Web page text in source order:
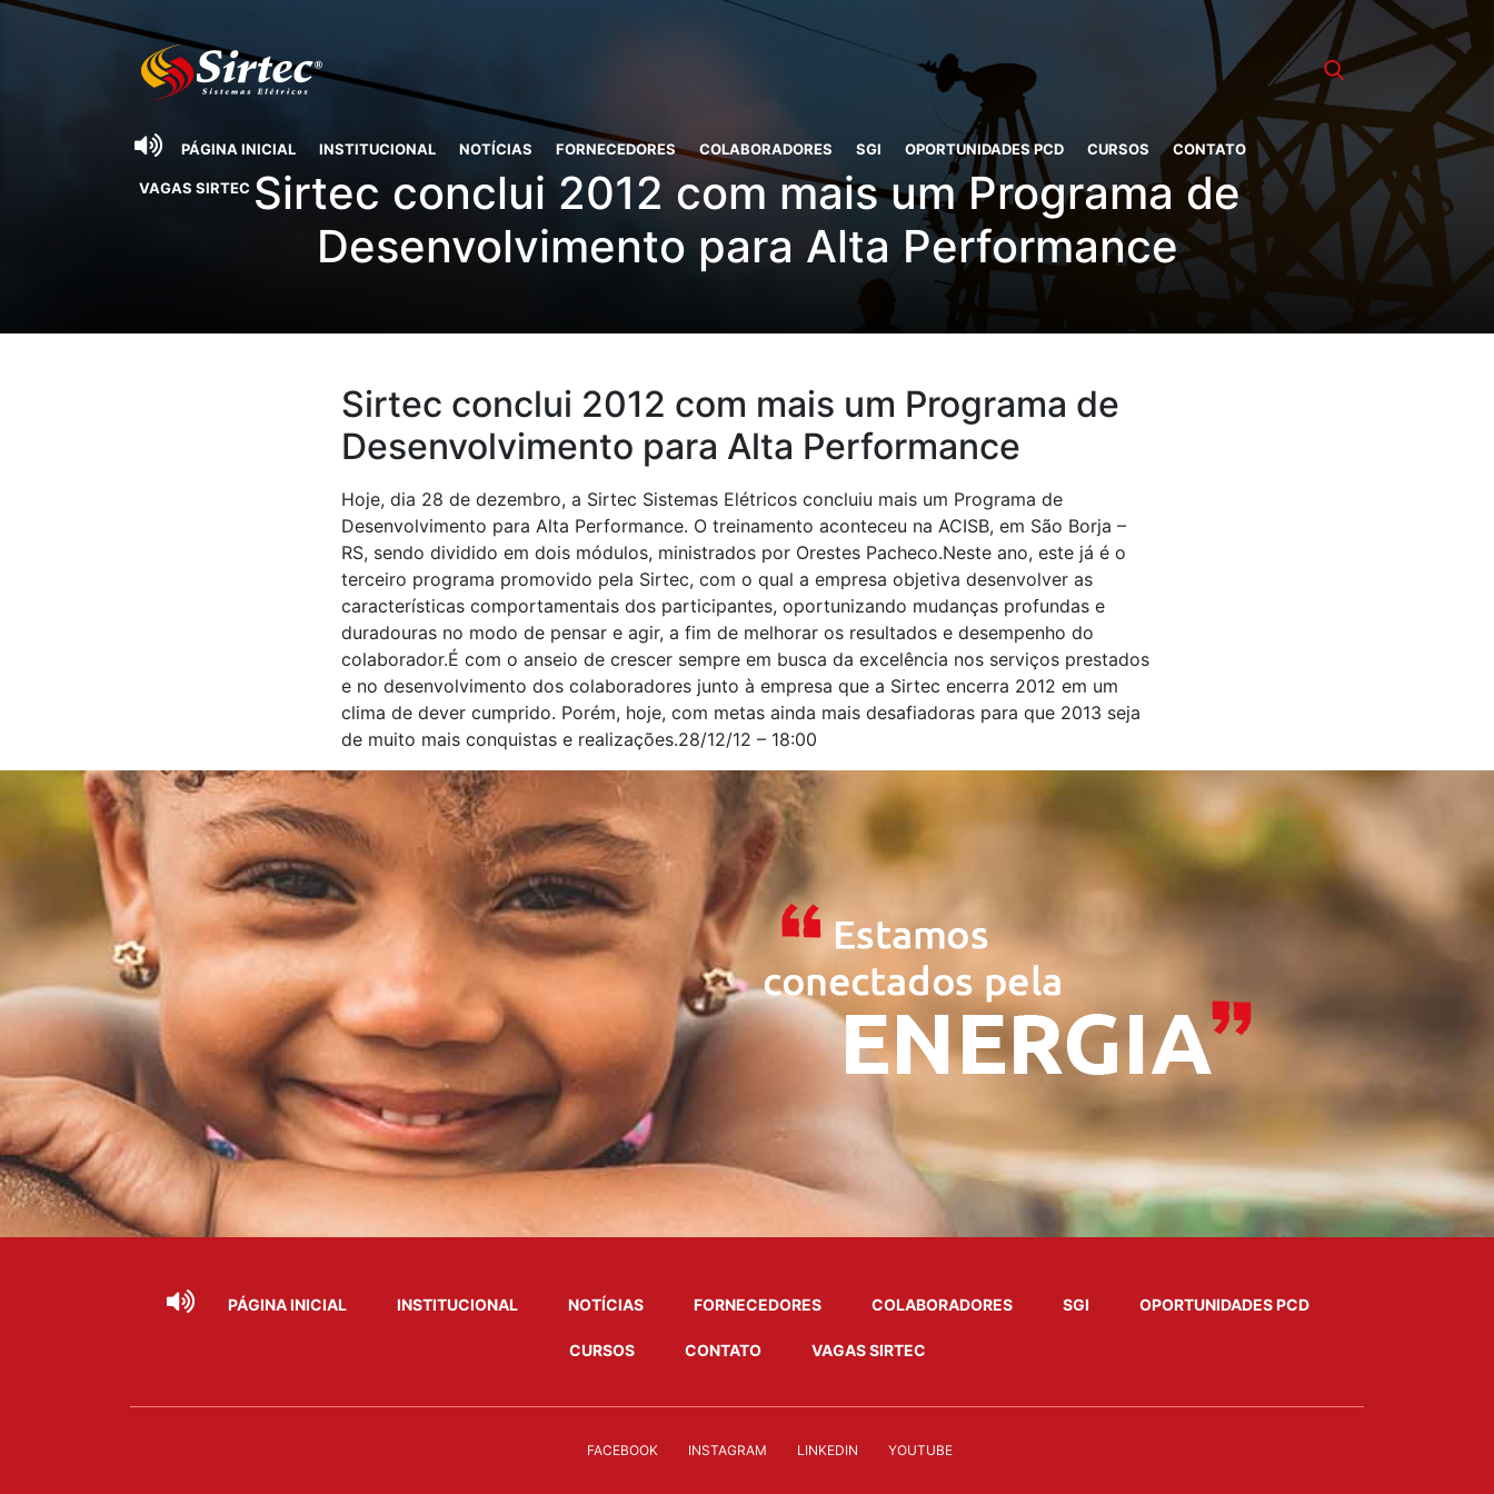
PÁGINA INICIAL INSTITUCIONAL NOTÍCIAS FORNECEDORES COLABORADORES SGI OPORTUNIDADES PCD CURSOS CONTATO
VAGAS SIRTEC Sirtec conclui 2012 com mais um Programa de
Desenvolvimento para Alta Performance
Sirtec conclui 2012 com mais um Programa de
Desenvolvimento para Alta Performance
Hoje, dia 28 de dezembro, a Sirtec Sistemas Elétricos concluiu mais um Programa de
Desenvolvimento para Alta Performance. O treinamento aconteceu na ACISB, em São Borja –
RS, sendo dividido em dois módulos, ministrados por Orestes Pacheco.Neste ano, este já é o
terceiro programa promovido pela Sirtec, com o qual a empresa objetiva desenvolver as
características comportamentais dos participantes, oportunizando mudanças profundas e
duradouras no modo de pensar e agir, a fim de melhorar os resultados e desempenho do
colaborador.É com o anseio de crescer sempre em busca da excelência nos serviços prestados
e no desenvolvimento dos colaboradores junto à empresa que a Sirtec encerra 2012 em um
clima de dever cumprido. Porém, hoje, com metas ainda mais desafiadoras para que 2013 seja
de muito mais conquistas e realizações.28/12/12 – 18:00
PÁGINA INICIAL INSTITUCIONAL NOTÍCIAS FORNECEDORES COLABORADORES SGI OPORTUNIDADES PCD
CURSOS CONTATO VAGAS SIRTEC
FACEBOOK INSTAGRAM LINKEDIN YOUTUBE